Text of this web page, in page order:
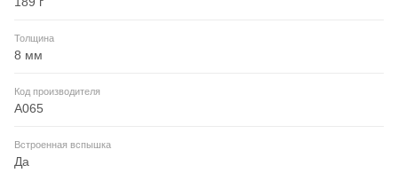
Толщина
8 мм
Код производителя
A065
Встроенная вспышка
Да